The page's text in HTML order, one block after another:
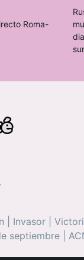
Roma-
Invasor
septiembre|